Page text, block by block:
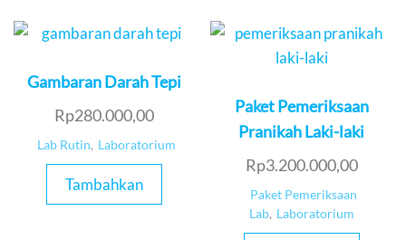
Gambaran Darah Tepi
Rp280.000,00
Lab Rutin, Laboratorium
Tambahkan
Paket Pemeriksaan
Pranikah Laki-laki
Rp3.200.000,00
Paket Pemeriksaan
Lab, Laboratorium